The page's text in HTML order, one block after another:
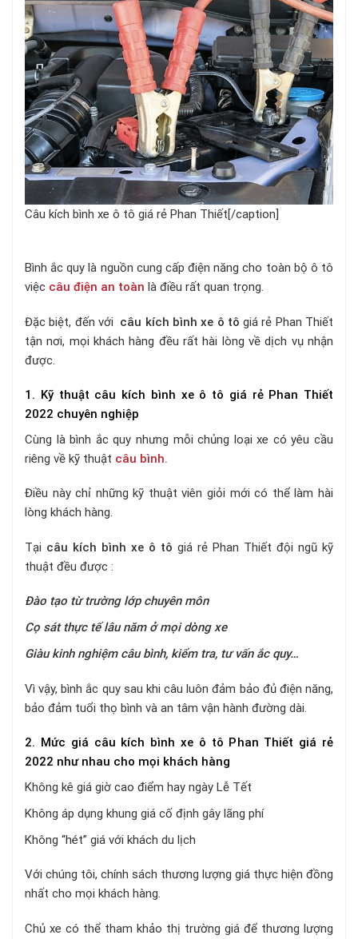
Câu kích bình xe ô tô giá rẻ Phan Thiết[/caption]
Bình ắc quy là nguồn cung cấp điện năng cho toàn bộ ô tô
việc câu điện an toàn là điều rất quan trọng.
Đặc biệt, đến với câu kích bình xe ô tô giá rẻ Phan Thiết
tận nơi, mọi khách hàng đều rất hài lòng về dịch vụ nhận
được.
1. Kỹ thuật câu kích bình xe ô tô giá rẻ Phan Thiết
2022 chuyên nghiệp
Cùng là bình ắc quy nhưng mỗi chủng loại xe có yêu cầu
riêng về kỹ thuật câu bình.
Điều này chỉ những kỹ thuật viên giỏi mới có thể làm hài
lòng khách hàng.
Tại câu kích bình xe ô tô giá rẻ Phan Thiết đội ngũ kỹ
thuật đều được :
Đào tạo từ trường lớp chuyên môn
Cọ sát thực tế lâu năm ở mọi dòng xe
Giàu kinh nghiệm câu bình, kiểm tra, tư vấn ắc quy…
Vì vậy, bình ắc quy sau khi câu luôn đảm bảo đủ điện năng,
bảo đảm tuổi thọ bình và an tâm vận hành đường dài.
2. Mức giá câu kích bình xe ô tô Phan Thiết giá rẻ
2022 như nhau cho mọi khách hàng
Không kê giá giờ cao điểm hay ngày Lễ Tết
Không áp dụng khung giá cố định gây lãng phí
Không “hét” giá với khách du lịch
Với chúng tôi, chính sách thương lượng giá thực hiện đồng
nhất cho mọi khách hàng.
Chủ xe có thể tham khảo thị trường giá để thương lượng